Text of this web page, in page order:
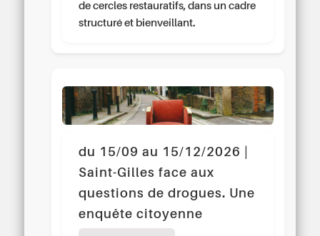
de cercles restauratifs, dans un cadre
structuré et bienveillant.
du 15/09 au 15/12/2026 |
Saint-Gilles face aux
questions de drogues. Une
enquête citoyenne